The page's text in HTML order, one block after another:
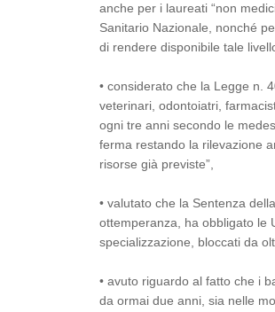
anche per i laureati “non
Sanitario Nazionale, nonché
di rendere disponibile tale
• considerato che la Legge n.
veterinari, odontoiatri,
ogni tre anni secondo le
ferma restando la rilevazione
risorse già previste”,
• valutato che la Sentenza
ottemperanza, ha obbligato le
specializzazione, bloccati da
• avuto riguardo al fatto che i
da ormai due anni, sia nelle